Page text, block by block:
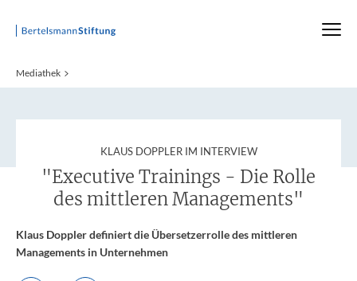
Startseite
Mediathek
KLAUS DOPPLER IM INTERVIEW:
"Executive Trainings - Die Rolle
des mittleren Managements"
Klaus Doppler definiert die Übersetzerrolle des mittleren
Managements in Unternehmen